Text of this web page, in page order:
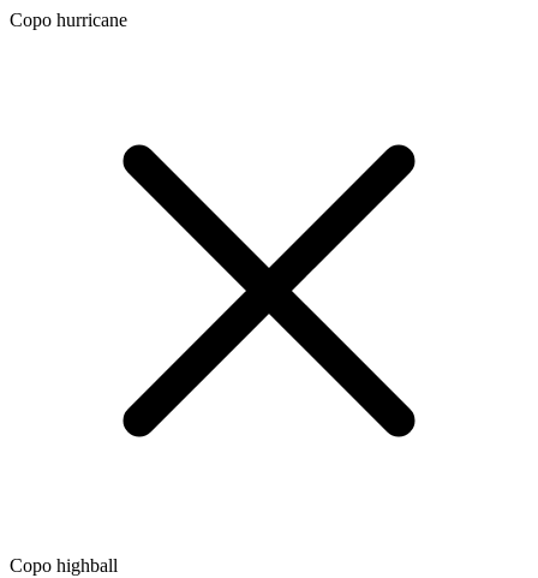
Copo hurricane
Copo highball